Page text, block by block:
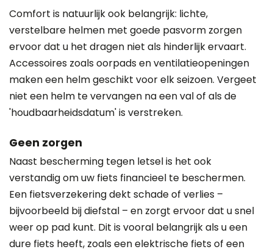
Comfort is natuurlijk ook belangrijk: lichte,
verstelbare helmen met goede pasvorm zorgen
ervoor dat u het dragen niet als hinderlijk ervaart.
Accessoires zoals oorpads en ventilatieopeningen
maken een helm geschikt voor elk seizoen. Vergeet
niet een helm te vervangen na een val of als de
'houdbaarheidsdatum' is verstreken.
Geen zorgen
Naast bescherming tegen letsel is het ook
verstandig om uw fiets financieel te beschermen.
Een fietsverzekering dekt schade of verlies –
bijvoorbeeld bij diefstal – en zorgt ervoor dat u snel
weer op pad kunt. Dit is vooral belangrijk als u een
dure fiets heeft, zoals een elektrische fiets of een